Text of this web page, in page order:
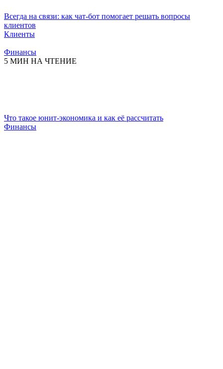
Всегда на связи: как чат-бот помогает решать вопросы
клиентов
Клиенты
Финансы
5 МИН НА ЧТЕНИЕ
Что такое юнит-экономика и как её рассчитать
Финансы